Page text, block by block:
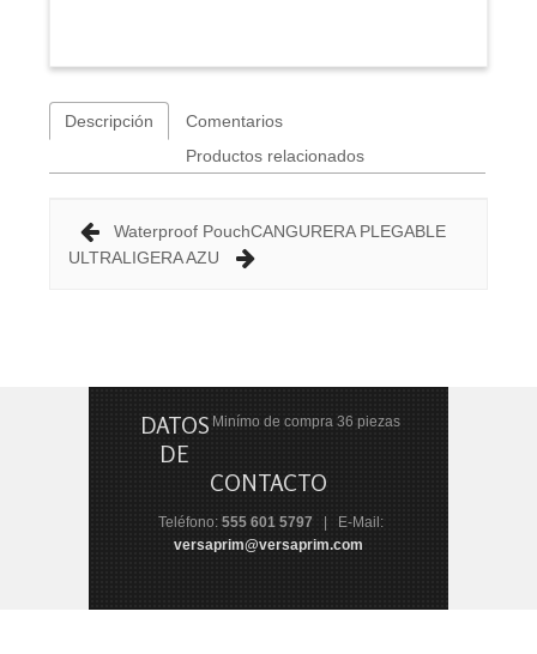
Descripción
Comentarios
Productos relacionados
Waterproof PouchCANGURERA PLEGABLE
ULTRALIGERA AZU
Minímo de compra 36 piezas
DATOS
DE
CONTACTO
Teléfono: 555 601 5797 | E-Mail:
versaprim@versaprim.com